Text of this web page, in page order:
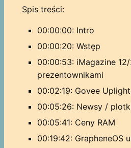
Spis treści:
00:00:00: Intro
00:00:20: Wstęp
00:00:53: iMagazine
prezentownikami
00:02:19: Govee
00:05:26: Newsy /
00:05:41: Ceny RAM
00:19:42: GrapheneOS